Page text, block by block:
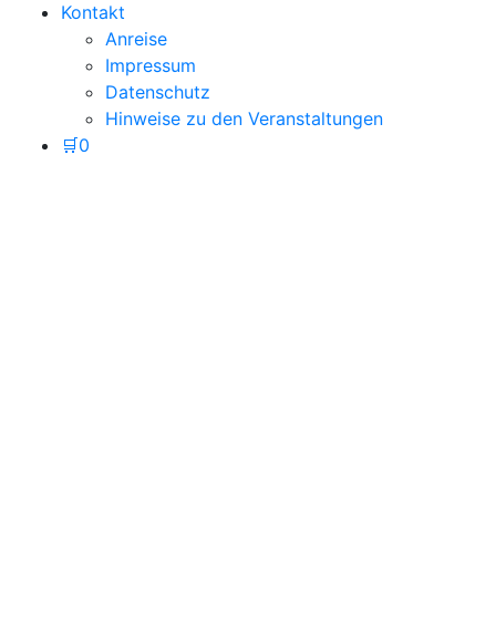
Kontakt
Anreise
Impressum
Datenschutz
Hinweise zu den Veranstaltungen
🛒0